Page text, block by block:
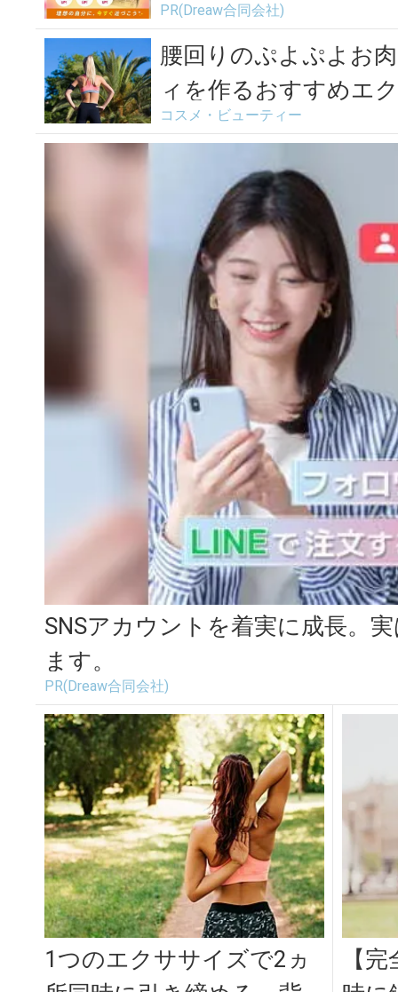
PR(Dreaw合同会社)
腰回りのぷよぷよお
ィを作るおすすめエ
コスメ・ビューティー
SNSアカウントを着実に成長。
ます。
PR(Dreaw合同会社)
1つのエクササイズで2ヵ
【